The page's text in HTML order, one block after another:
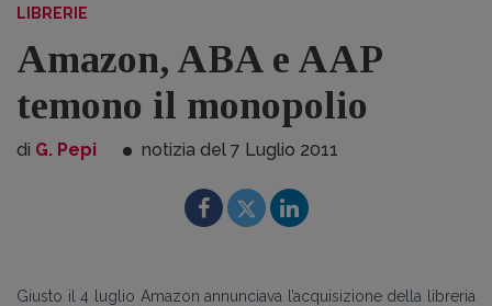
LIBRERIE
Amazon, ABA e AAP
temono il monopolio
di G. Pepi notizia del 7 Luglio 2011
Giusto il 4 luglio Amazon annunciava l’acquisizione della libreria